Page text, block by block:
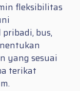
fleksibilitas
bus,
yang sesuai
terikat